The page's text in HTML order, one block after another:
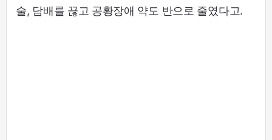
술, 담배를 끊고 공황장애 약도 반으로 줄였다고.